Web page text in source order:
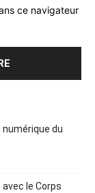
ce navigateur
numérique du
le Corps